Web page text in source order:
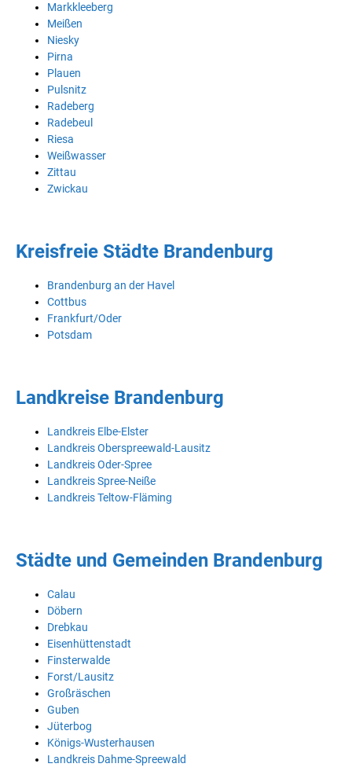
Markkleeberg
Meißen
Niesky
Pirna
Plauen
Pulsnitz
Radeberg
Radebeul
Riesa
Weißwasser
Zittau
Zwickau
Kreisfreie Städte Brandenburg
Brandenburg an der Havel
Cottbus
Frankfurt/Oder
Potsdam
Landkreise Brandenburg
Landkreis Elbe-Elster
Landkreis Oberspreewald-Lausitz
Landkreis Oder-Spree
Landkreis Spree-Neiße
Landkreis Teltow-Fläming
Städte und Gemeinden Brandenburg
Calau
Döbern
Drebkau
Eisenhüttenstadt
Finsterwalde
Forst/Lausitz
Großräschen
Guben
Jüterbog
Königs-Wusterhausen
Landkreis Dahme-Spreewald